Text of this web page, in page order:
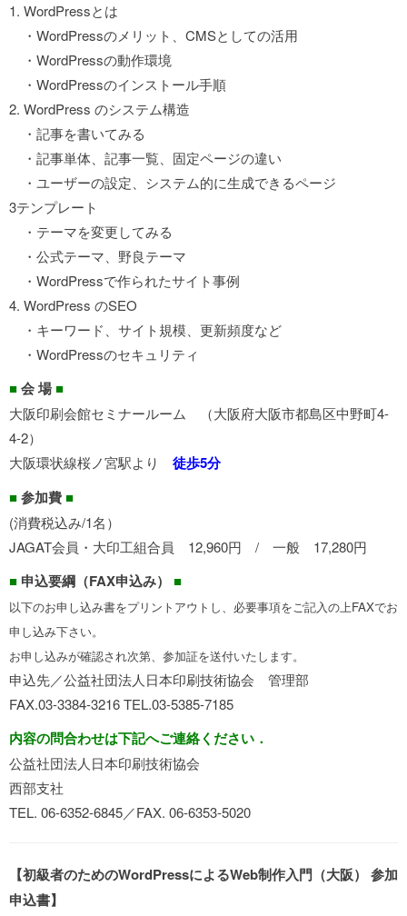
1. WordPressとは
・WordPressのメリット、CMSとしての活用
・WordPressの動作環境
・WordPressのインストール手順
2. WordPress のシステム構造
・記事を書いてみる
・記事単体、記事一覧、固定ページの違い
・ユーザーの設定、システム的に生成できるページ
3テンプレート
・テーマを変更してみる
・公式テーマ、野良テーマ
・WordPressで作られたサイト事例
4. WordPress のSEO
・キーワード、サイト規模、更新頻度など
・WordPressのセキュリティ
■会 場■
大阪印刷会館セミナールーム （大阪府大阪市都島区中野町4-
4-2）
大阪環状線桜ノ宮駅より 徒歩5分
■参加費■
(消費税込み/1名）
JAGAT会員・大印工組合員 12,960円 / 一般 17,280円
■ 申込要綱（FAX申込み） ■
以下のお申し込み書をプリントアウトし、必要事項をご記入の上FAXでお
申し込み下さい。
お申し込みが確認され次第、参加証を送付いたします。
申込先／公益社団法人日本印刷技術協会 管理部
FAX.03-3384-3216 TEL.03-5385-7185
内容の問合わせは下記へご連絡ください．
公益社団法人日本印刷技術協会
西部支社
TEL. 06-6352-6845／FAX. 06-6353-5020
【初級者のためのWordPressによるWeb制作入門（大阪） 参加
申込書】